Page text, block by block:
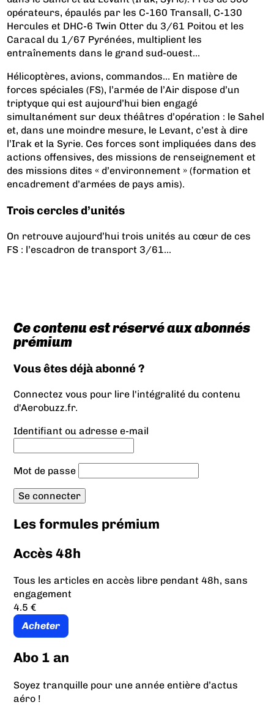
opérateurs, épaulés par les C-160 Transall, C-130
Hercules et DHC-6 Twin Otter du 3/61 Poitou et les
Caracal du 1/67 Pyrénées, multiplient les
entraînements dans le grand sud-ouest...
Hélicoptères, avions, commandos… En matière de
forces spéciales (FS), l’armée de l’Air dispose d’un
triptyque qui est aujourd’hui bien engagé
simultanément sur deux théâtres d’opération : le Sahel
et, dans une moindre mesure, le Levant, c’est à dire
l’Irak et la Syrie. Ces forces sont impliquées dans des
actions offensives, des missions de renseignement et
des missions dites « d’environnement » (formation et
encadrement d’armées de pays amis).
Trois cercles d’unités
On retrouve aujourd’hui trois unités au cœur de ces
FS : l’escadron de transport 3/61...
Ce contenu est réservé aux abonnés
prémium
Vous êtes déjà abonné ?
Connectez vous pour lire l'intégralité du contenu
d'Aerobuzz.fr.
Identifiant ou adresse e-mail
Mot de passe
Les formules prémium
Accès 48h
Tous les articles en accès libre pendant 48h, sans
engagement
4.5 €
Acheter
Abo 1 an
Soyez tranquille pour une année entière d’actus
aéro !